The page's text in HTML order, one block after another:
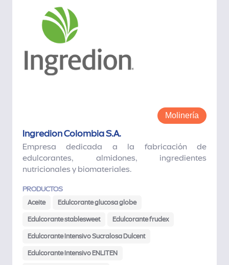
Molinería
Ingredion Colombia S.A.
Empresa dedicada a la fabricación de
edulcorantes, almidones, ingredientes
nutricionales y biomateriales.
PRODUCTOS
Aceite Edulcorante glucosa globe
Edulcorante stablesweet Edulcorante frudex
Edulcorante Intensivo Sucralosa Dulcent
Edulcorante Intensivo ENLITEN